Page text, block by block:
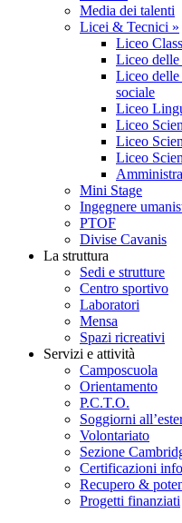
Media dei talenti
Licei & Tecnici »
Liceo
Liceo delle
Liceo
sociale
Liceo
Liceo
Liceo
Liceo
Mini Stage
Ingegnere
PTOF
Divise Cavanis
La struttura
Sedi e strutture
Centro sportivo
Laboratori
Mensa
Spazi ricreativi
Servizi e attività
Camposcuola
Orientamento
P.C.T.O.
Soggiorni
Volontariato
Sezione
Certificazioni
Recupero &
Progetti finanziati